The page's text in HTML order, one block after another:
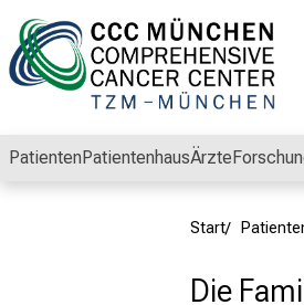
PatientenPatientenhausÄrzte
Start
Die